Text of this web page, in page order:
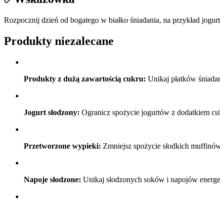
Rozpocznij dzień od bogatego w białko śniadania, na przykład
Produkty niezalecane
Produkty z dużą zawartością cukru: Unikaj płatków
Jogurt słodzony: Ogranicz spożycie jogurtów z dodatkiem
Przetworzone wypieki: Zmniejsz spożycie słodkich
Napoje słodzone: Unikaj słodzonych soków i napojów